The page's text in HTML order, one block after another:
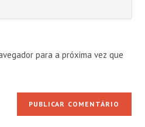
para a próxima vez que